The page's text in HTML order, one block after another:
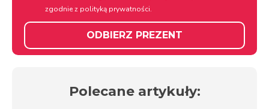
zgodnie z polityką prywatności.
ODBIERZ PREZENT
Polecane artykuły: